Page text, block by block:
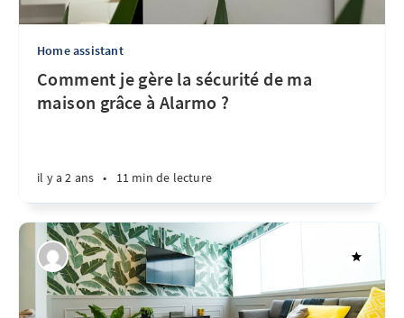
Home assistant
Comment je gère la sécurité de ma
maison grâce à Alarmo ?
il y a 2 ans • 11 min de lecture